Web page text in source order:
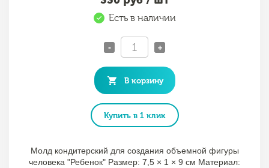
Есть в наличии
- +
В корзину
Купить в 1 клик
Молд кондитерский для создания объемной фигуры
человека "Ребенок" Размер: 7,5 × 1 × 9 см Материал: